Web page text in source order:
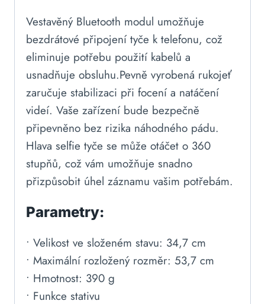
Vestavěný Bluetooth modul umožňuje
bezdrátové připojení tyče k telefonu, což
eliminuje potřebu použití kabelů a
usnadňuje obsluhu.Pevně vyrobená rukojeť
zaručuje stabilizaci při focení a natáčení
videí. Vaše zařízení bude bezpečně
připevněno bez rizika náhodného pádu.
Hlava selfie tyče se může otáčet o 360
stupňů, což vám umožňuje snadno
přizpůsobit úhel záznamu vašim potřebám.
Parametry:
• Velikost ve složeném stavu: 34,7 cm
• Maximální rozložený rozměr: 53,7 cm
• Hmotnost: 390 g
• Funkce stativu